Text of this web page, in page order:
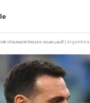
സ്‌കലോണിയുടെ വാക്കുകൾ | Argentina